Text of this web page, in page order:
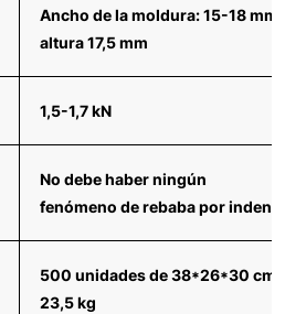
Ancho de la moldura: 15-18
altura 17,5 mm
1,5-1,7 kN
No debe haber ningún
fenómeno de rebaba por
500 unidades de 38*26*30 cm
23,5 kg